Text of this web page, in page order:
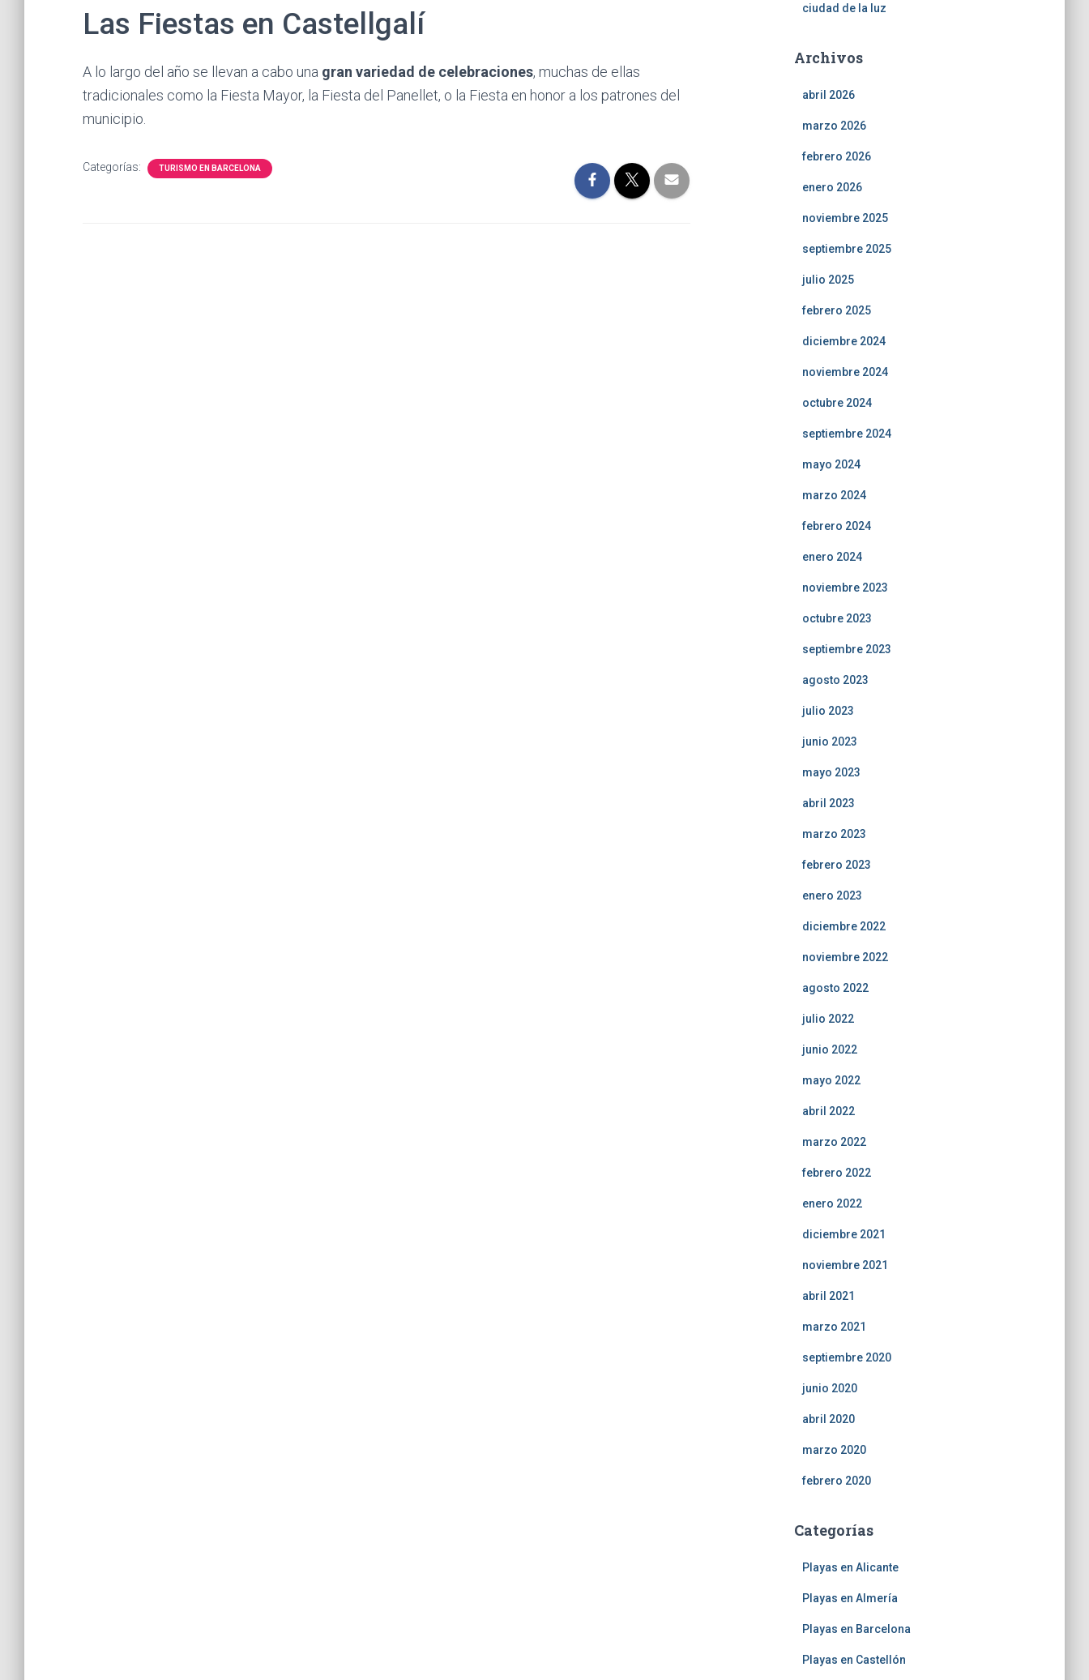
Las Fiestas en Castellgalí
A lo largo del año se llevan a cabo una gran variedad de celebraciones, muchas de ellas
tradicionales como la Fiesta Mayor, la Fiesta del Panellet, o la Fiesta en honor a los patrones del
municipio.
Categorías: TURISMO EN BARCELONA
ciudad de la luz
Archivos
abril 2026
marzo 2026
febrero 2026
enero 2026
noviembre 2025
septiembre 2025
julio 2025
febrero 2025
diciembre 2024
noviembre 2024
octubre 2024
septiembre 2024
mayo 2024
marzo 2024
febrero 2024
enero 2024
noviembre 2023
octubre 2023
septiembre 2023
agosto 2023
julio 2023
junio 2023
mayo 2023
abril 2023
marzo 2023
febrero 2023
enero 2023
diciembre 2022
noviembre 2022
agosto 2022
julio 2022
junio 2022
mayo 2022
abril 2022
marzo 2022
febrero 2022
enero 2022
diciembre 2021
noviembre 2021
abril 2021
marzo 2021
septiembre 2020
junio 2020
abril 2020
marzo 2020
febrero 2020
Categorías
Playas en Alicante
Playas en Almería
Playas en Barcelona
Playas en Castellón